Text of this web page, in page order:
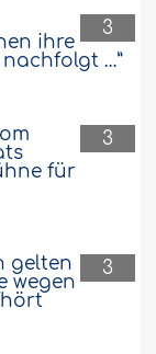
3
ihre
…”
3
für
3
gelten
wegen